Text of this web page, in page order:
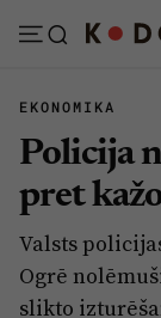
Abonēt
Ziņas
Politika
EKONOMIKA
Policija
pret
Valsts
Ogrē
slikto